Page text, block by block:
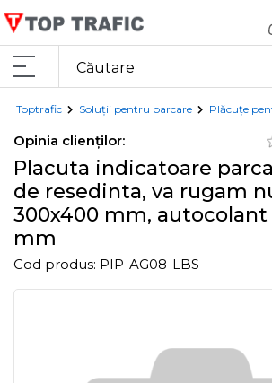
Toptrafic Soluții pentru parcare Plăcuțe
Opinia clienților:
Placuta indicatoare
de resedinta, va rugam
300x400 mm, autocolant
mm
Cod produs: PIP-AG08-LBS